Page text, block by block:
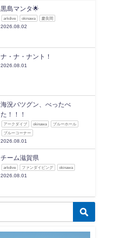
黒島マンタ🌟
arkdive okinawa 慶良間
2026.08.02
ナ・ナ・ナント！
2026.08.01
海況バツグン、べったべ
た！！！
アークダイブ okinawa ブルーホール
ブルーコーナー
2026.08.01
チーム滋賀県
arkdive ファンダイビング okinawa
2026.08.01